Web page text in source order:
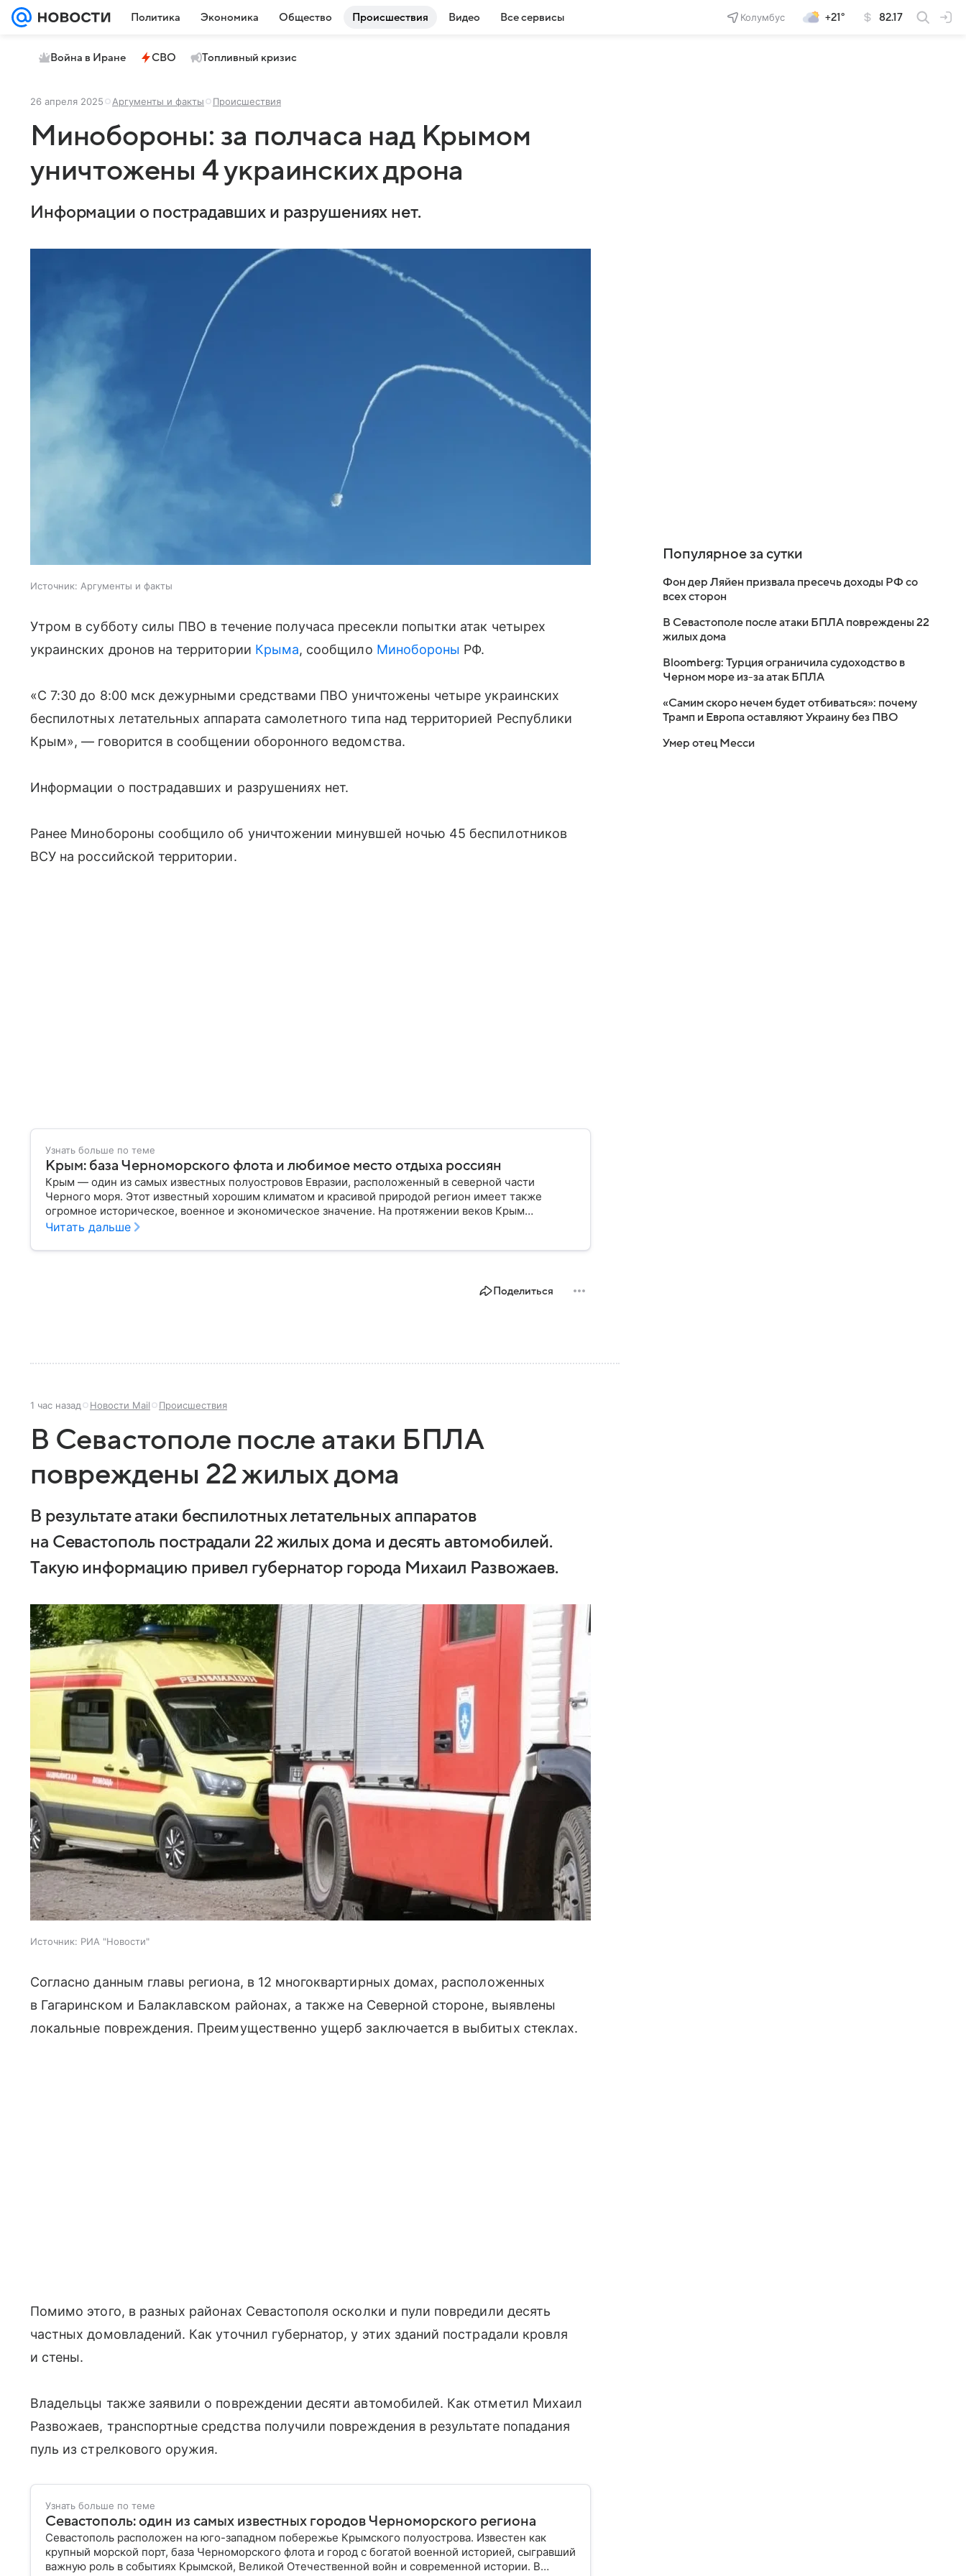
Политика Экономика Общество Происшествия Видео Все сервисы Колумбус +21° 82.17
Война в Иране СВО Топливный кризис
26 апреля 2025 Аргументы и факты Происшествия
Минобороны: за полчаса над Крымом
уничтожены 4 украинских дрона
Информации о пострадавших и разрушениях нет.
Источник: Аргументы и факты
Утром в субботу силы ПВО в течение получаса пресекли попытки атак четырех
украинских дронов на территории Крыма, сообщило Минобороны РФ.
«С 7:30 до 8:00 мск дежурными средствами ПВО уничтожены четыре украинских
беспилотных летательных аппарата самолетного типа над территорией Республики
Крым», — говорится в сообщении оборонного ведомства.
Информации о пострадавших и разрушениях нет.
Ранее Минобороны сообщило об уничтожении минувшей ночью 45 беспилотников
ВСУ на российской территории.
Узнать больше по теме
Крым: база Черноморского флота и любимое место отдыха россиян
Крым — один из самых известных полуостровов Евразии, расположенный в северной части
Черного моря. Этот известный хорошим климатом и красивой природой регион имеет также
огромное историческое, военное и экономическое значение. На протяжении веков Крым
переходил от одного государства к другому, а его географическое положение сделало полуостров
Читать дальше
Поделиться
1 час назад Новости Mail Происшествия
В Севастополе после атаки БПЛА
повреждены 22 жилых дома
В результате атаки беспилотных летательных аппаратов
на Севастополь пострадали 22 жилых дома и десять автомобилей.
Такую информацию привел губернатор города Михаил Развожаев.
Источник: РИА "Новости"
Согласно данным главы региона, в 12 многоквартирных домах, расположенных
в Гагаринском и Балаклавском районах, а также на Северной стороне, выявлены
локальные повреждения. Преимущественно ущерб заключается в выбитых стеклах.
Помимо этого, в разных районах Севастополя осколки и пули повредили десять
частных домовладений. Как уточнил губернатор, у этих зданий пострадали кровля
и стены.
Владельцы также заявили о повреждении десяти автомобилей. Как отметил Михаил
Развожаев, транспортные средства получили повреждения в результате попадания
пуль из стрелкового оружия.
Узнать больше по теме
Севастополь: один из самых известных городов Черноморского региона
Севастополь расположен на юго-западном побережье Крымского полуострова. Известен как
крупный морской порт, база Черноморского флота и город с богатой военной историей, сыгравший
важную роль в событиях Крымской, Великой Отечественной войн и современной истории. В
Популярное за сутки
Фон дер Ляйен призвала пресечь доходы РФ со
всех сторон
В Севастополе после атаки БПЛА повреждены 22
жилых дома
Bloomberg: Турция ограничила судоходство в
Черном море из-за атак БПЛА
«Самим скоро нечем будет отбиваться»: почему
Трамп и Европа оставляют Украину без ПВО
Умер отец Месси